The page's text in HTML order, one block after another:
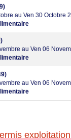
au Ven 30 Octobre
au Ven 06
au Ven 06